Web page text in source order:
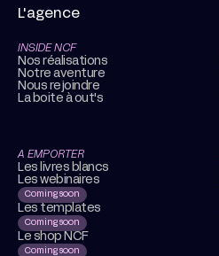
L'agence
INSIDE NCF
Nos réalisations
Notre aventure
Nous rejoindre
La boite à out's
A EMPORTER
Les livres blancs
Les webinaires
Coming soon
Les templates
Coming soon
Le shop NCF
Coming soon